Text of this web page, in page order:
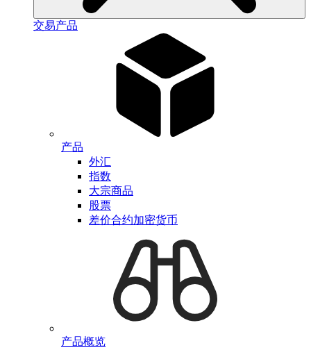
交易产品
产品
外汇
指数
大宗商品
股票
差价合约加密货币
产品概览